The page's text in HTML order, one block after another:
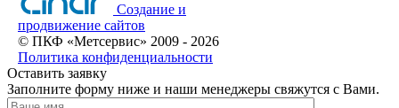
Создание и
продвижение сайтов
© ПКФ «Метсервис» 2009 - 2026
Политика конфиденциальности
Оставить заявку
Заполните форму ниже и наши менеджеры свяжутся с Вами.